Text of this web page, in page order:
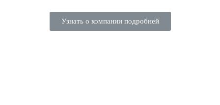
Узнать о компании подробней